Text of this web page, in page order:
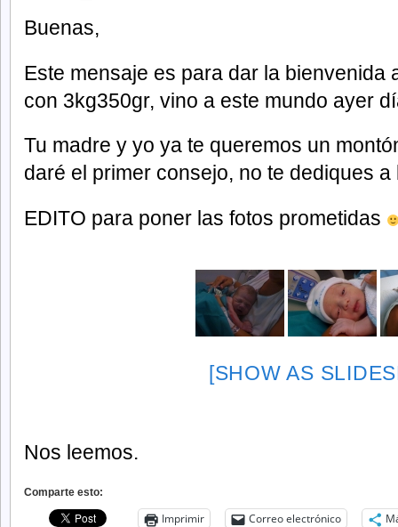
Buenas,
Este mensaje es para dar la bienvenida
con 3kg350gr, vino a este mundo ayer
Tu madre y yo ya te queremos un
daré el primer consejo, no te dediques
EDITO para poner las fotos prometidas
[SHOW AS
Nos leemos.
Comparte esto:
Imprimir Correo electrónico